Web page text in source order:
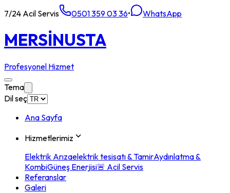
7/24 Acil Servis 0501 359 03 36• WhatsApp
MERSİNUSTA
Profesyonel Hizmet
Tema
Dil seç
Ana Sayfa
Hizmetlerimiz
Elektrik Arızaelektrik tesisatı & TamirAydınlatma &
KombiGüneş Enerjisi🚨 Acil Servis
Referanslar
Galeri